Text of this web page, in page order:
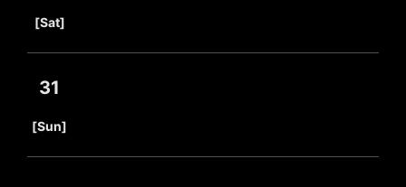
[Sat]
31
[Sun]